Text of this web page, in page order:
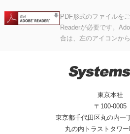
PDF形式のファイルを
Readerが必要です。
合は、左のアイコンか
東京本社
〒100-0005
東京都千代田区丸の内一
丸の内トラストタワ